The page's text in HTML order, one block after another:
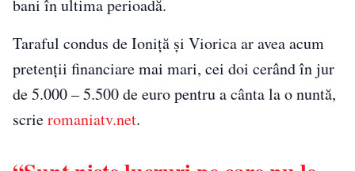
bani în ultima perioadă.
Taraful condus de Ioniţă şi Viorica ar avea acum
pretenţii financiare mai mari, cei doi cerând în jur
de 5.000 – 5.500 de euro pentru a cânta la o nuntă,
scrieromaniatv.net.